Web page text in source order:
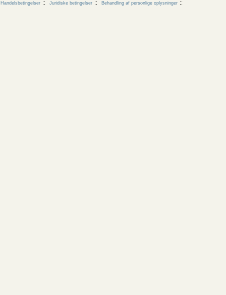
Handelsbetingelser Juridiske betingelser Behandling af personlige oplysninger